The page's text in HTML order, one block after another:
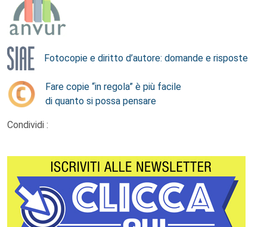
Fotocopie e diritto d’autore: domande e risposte
Fare copie “in regola” è più facile
di quanto si possa pensare
Condividi :